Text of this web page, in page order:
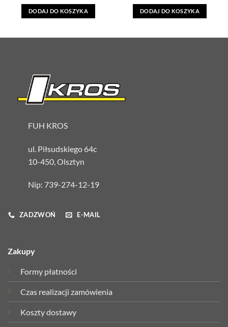
DODAJ DO KOSZYKA DODAJ DO KOSZYKA
FUH KROS
ul. Piłsudskiego 64c
10-450, Olsztyn
Nip: 739-274-12-19
ZADZWOŃ E-MAIL
Zakupy
Formy płatności
Czas realizacji zamówienia
Koszty dostawy